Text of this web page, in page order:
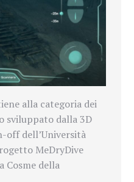
alla categoria dei
sviluppato dalla 3D
off dell’Università
MeDryDive
Cosme della